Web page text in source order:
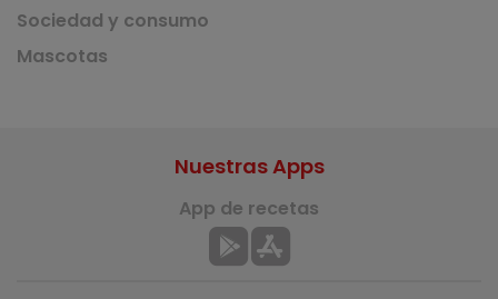
Sociedad y consumo
Mascotas
Nuestras Apps
App de recetas